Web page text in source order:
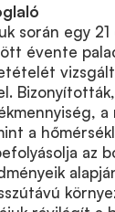
során egy
évente
a
a
az